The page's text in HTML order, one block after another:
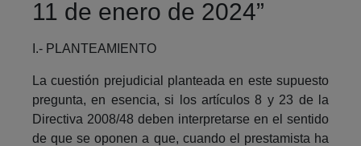
11 de enero de 2024”
I.- PLANTEAMIENTO
La cuestión prejudicial planteada en este supuesto
pregunta, en esencia, si los artículos 8 y 23 de la
Directiva 2008/48 deben interpretarse en el sentido
de que se oponen a que, cuando el prestamista ha